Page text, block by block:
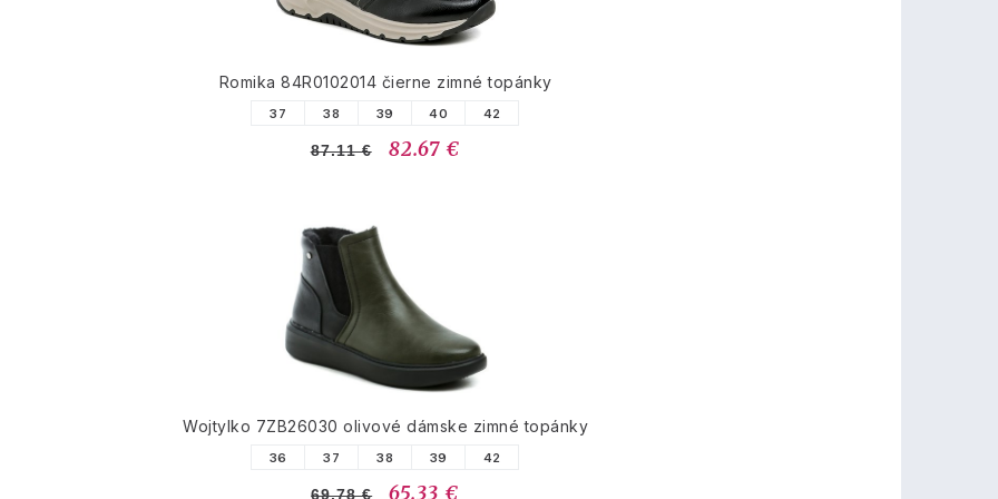
Romika 84R0102014 čierne zimné topánky
37 38 39 40 42
87.11 € 82.67 €
Wojtylko 7ZB26030 olivové dámske zimné topánky
36 37 38 39 42
69.78 € 65.33 €